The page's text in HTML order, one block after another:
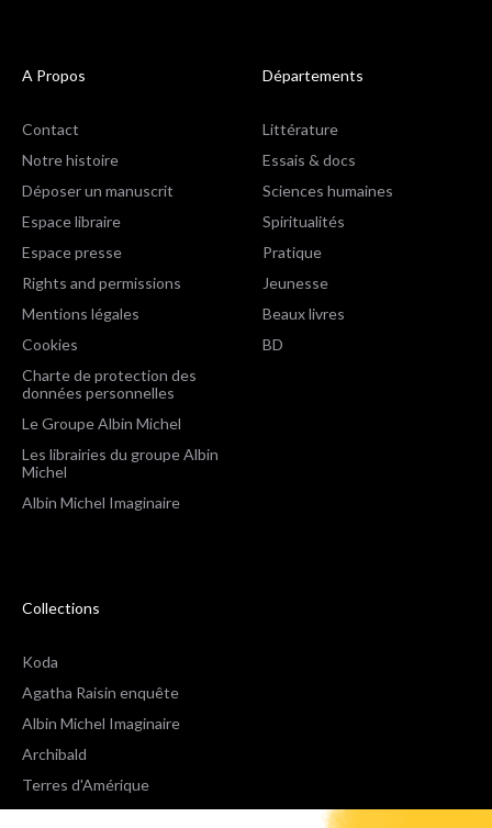
A Propos
Contact
Notre histoire
Déposer un manuscrit
Espace libraire
Espace presse
Rights and permissions
Mentions légales
Cookies
Charte de protection des
données personnelles
Le Groupe Albin Michel
Les librairies du groupe Albin
Michel
Albin Michel Imaginaire
Départements
Littérature
Essais & docs
Sciences humaines
Spiritualités
Pratique
Jeunesse
Beaux livres
BD
Collections
Koda
Agatha Raisin enquête
Albin Michel Imaginaire
Archibald
Terres d'Amérique
Espaces Libres Poche